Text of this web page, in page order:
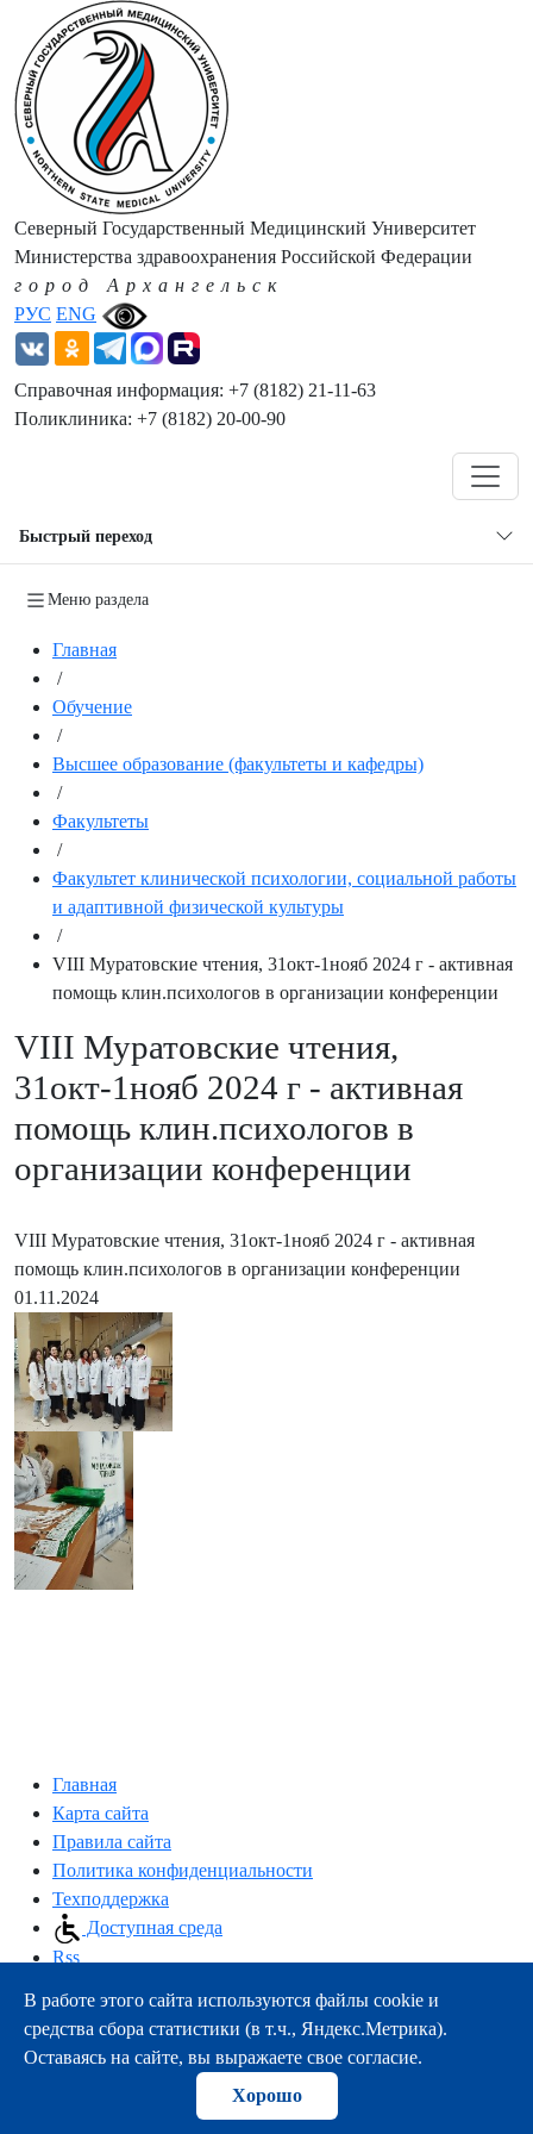
РУС ENG
Северный Государственный Медицинский Университет
Министерства здравоохранения Российской Федерации
город Архангельск
Справочная информация: +7 (8182) 21-11-63
Поликлиника: +7 (8182) 20-00-90
Быстрый переход
Меню раздела
Главная
/
Обучение
/
Высшее образование (факультеты и кафедры)
/
Факультеты
/
Факультет клинической психологии, социальной работы
и адаптивной физической культуры
/
VIII Муратовские чтения, 31окт-1нояб 2024 г - активная
помощь клин.психологов в организации конференции
VIII Муратовские чтения,
31окт-1нояб 2024 г - активная
помощь клин.психологов в
организации конференции
VIII Муратовские чтения, 31окт-1нояб 2024 г - активная
помощь клин.психологов в организации конференции
01.11.2024
Главная
Карта сайта
Правила сайта
Политика конфиденциальности
Техподдержка
Доступная среда
Rss
163000, г.Архангельск, пр-т Троицкий, 51
тел.:+7 (8182) 21-11-63
e-mail:info@nsmu.ru
© ФГБОУ ВО СГМУ (г. Архангельск) Минздрава России
В работе этого сайта используются файлы cookie и
средства сбора статистики (в т.ч., Яндекс.Метрика).
Оставаясь на сайте, вы выражаете свое согласие.
Хорошо